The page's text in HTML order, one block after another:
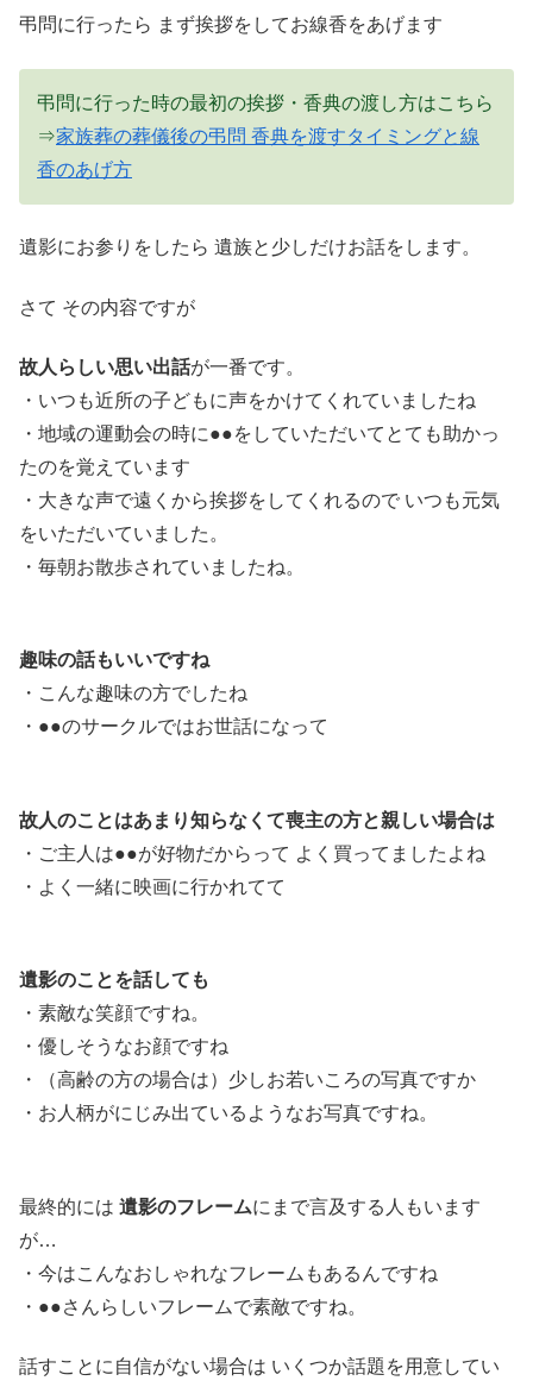
弔問に行ったら まず挨拶をしてお線香をあげます
弔問に行った時の最初の挨拶・香典の渡し方はこちら
⇒家族葬の葬儀後の弔問 香典を渡すタイミングと線
香のあげ方
遺影にお参りをしたら 遺族と少しだけお話をします。
さて その内容ですが
故人らしい思い出話が一番です。
・いつも近所の子どもに声をかけてくれていましたね
・地域の運動会の時に●●をしていただいてとても助かっ
たのを覚えています
・大きな声で遠くから挨拶をしてくれるので いつも元気
をいただいていました。
・毎朝お散歩されていましたね。
趣味の話もいいですね
・こんな趣味の方でしたね
・●●のサークルではお世話になって
故人のことはあまり知らなくて喪主の方と親しい場合は
・ご主人は●●が好物だからって よく買ってましたよね
・よく一緒に映画に行かれてて
遺影のことを話しても
・素敵な笑顔ですね。
・優しそうなお顔ですね
・（高齢の方の場合は）少しお若いころの写真ですか
・お人柄がにじみ出ているようなお写真ですね。
最終的には 遺影のフレームにまで言及する人もいます
が…
・今はこんなおしゃれなフレームもあるんですね
・●●さんらしいフレームで素敵ですね。
話すことに自信がない場合は いくつか話題を用意してい